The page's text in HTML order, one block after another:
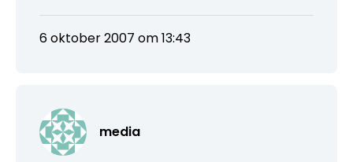
6 oktober 2007 om 13:43
media